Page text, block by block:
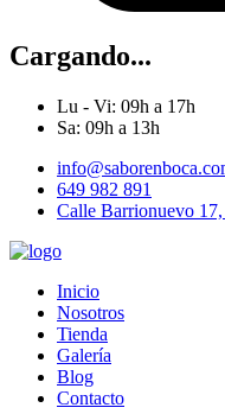
Cargando...
Lu - Vi: 09h a 17h
Sa: 09h a 13h
649 982 891
Calle Barrionuevo
Inicio
Nosotros
Tienda
Galería
Blog
Contacto